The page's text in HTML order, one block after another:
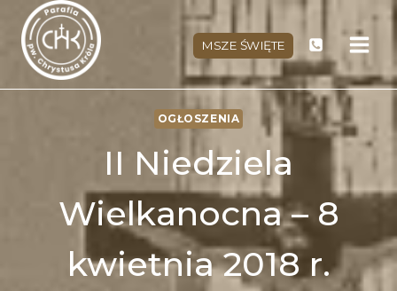
Przejdź
treści
MSZE ŚWIĘTE
OGŁOSZENIA
II Niedziela
Wielkanocna – 8
kwietnia 2018 r.